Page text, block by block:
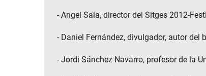
- Angel Sala, director del Sitges 2012-
- Daniel Fernández, divulgador, autor del
- Jordi Sánchez Navarro, profesor de la